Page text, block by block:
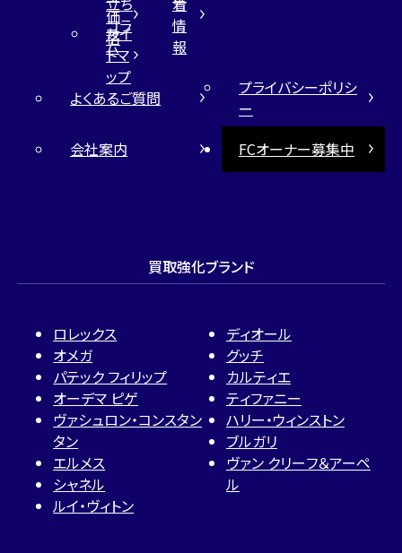
価
格
コラ
ム
情
報
サイ
トマ
ップ
よくあるご質問
プライバシーポリシ
ー
会社案内
FCオーナー募集中
買取強化ブランド
ロレックス
オメガ
パテック フィリップ
オーデマ ピゲ
ヴァシュロン・コンスタン
タン
エルメス
シャネル
ルイ・ヴィトン
ディオール
グッチ
カルティエ
ティファニー
ハリー・ウィンストン
ブルガリ
ヴァン クリーフ＆アーペ
ル